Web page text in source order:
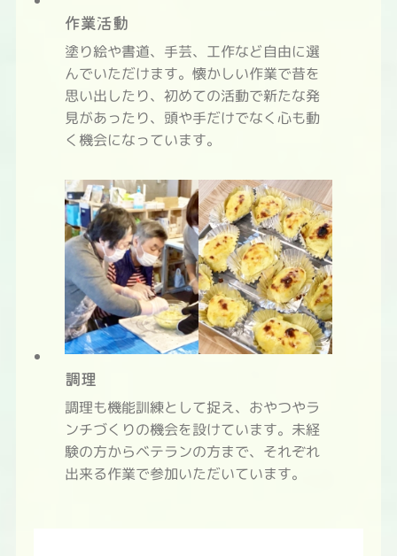
作業活動
塗り絵や書道、手芸、工作など自由に選
んでいただけます。懐かしい作業で昔を
思い出したり、初めての活動で新たな発
見があったり、頭や手だけでなく心も動
く機会になっています。
調理
調理も機能訓練として捉え、おやつやラ
ンチづくりの機会を設けています。未経
験の方からベテランの方まで、それぞれ
出来る作業で参加いただいています。